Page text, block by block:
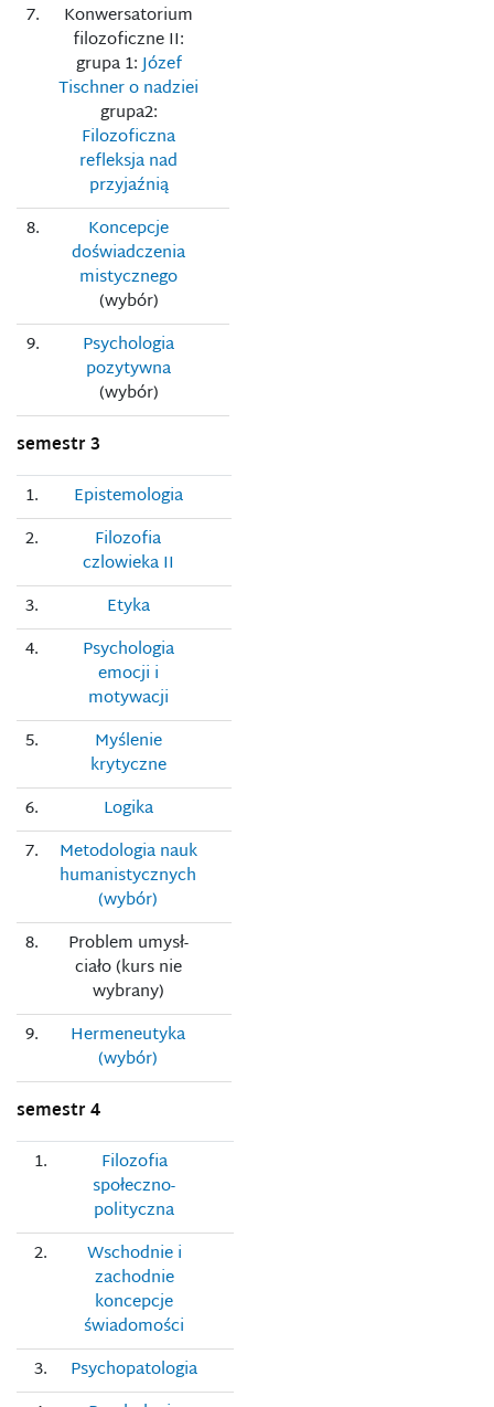
7.
Konwersatorium
filozoficzne II:
grupa 1:Józef
Tischner o nadziei
grupa2:
Filozoficzna
refleksja nad
przyjaźnią
8.
Koncepcje
doświadczenia
mistycznego
(wybór)
9.
Psychologia
pozytywna
(wybór)
semestr 3
1.
Epistemologia
2.
Filozofia
czlowieka II
3.
Etyka
4.
Psychologia
emocji i
motywacji
5.
Myślenie
krytyczne
6.
Logika
7.
Metodologia nauk
humanistycznych
(wybór)
8.
Problem umysł-
ciało (kurs nie
wybrany)
9.
Hermeneutyka
(wybór)
semestr 4
1.
Filozofia
społeczno-
polityczna
2.
Wschodnie i
zachodnie
koncepcje
świadomości
3.
Psychopatologia